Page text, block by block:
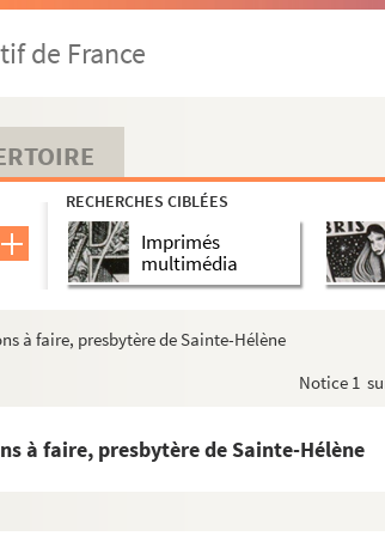
de France
RECHERCHES CIBLÉES
Imprimés
multimédia
à faire, presbytère de Sainte-Hélène
Notice 1
à faire, presbytère de Sainte-Hélène